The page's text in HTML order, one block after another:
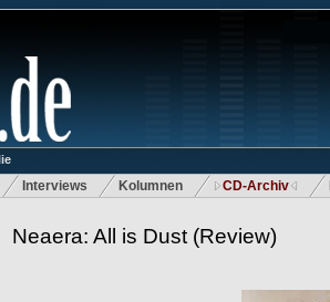
Interviews Kolumnen CD-Archiv
Neaera: All is Dust (Review)